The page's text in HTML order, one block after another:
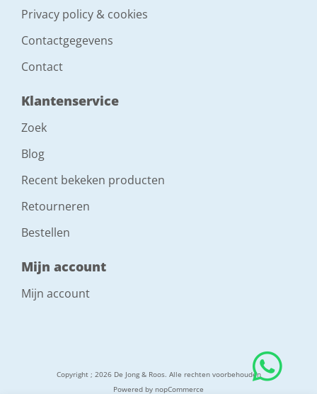
Privacy policy & cookies
Contactgegevens
Contact
Klantenservice
Zoek
Blog
Recent bekeken producten
Retourneren
Bestellen
Mijn account
Mijn account
Copyright ; 2026 De Jong & Roos. Alle rechten voorbehouden
Powered by nopCommerce